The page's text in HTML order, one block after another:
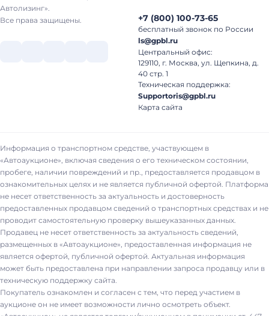
Автолизинг».
Все права защищены.
+7 (800) 100-73-65
бесплатный звонок по России
ls@gpbl.ru
Центральный офис:
129110, г. Москва, ул. Щепкина, д.
40 стр. 1
Техническая поддержка:
Supportoris@gpbl.ru
Карта сайта
Информация о транспортном средстве, участвующем в
«Автоаукционе», включая сведения о его техническом состоянии,
пробеге, наличии повреждений и пр., предоставляется продавцом в
ознакомительных целях и не является публичной офертой. Платформа
не несет ответственность за актуальность и достоверность
предоставленных продавцом сведений о транспортных средствах и не
проводит самостоятельную проверку вышеуказанных данных.
Продавец не несет ответственность за актуальность сведений,
размещенных в «Автоаукционе», предоставленная информация не
является офертой, публичной офертой. Актуальная информация
может быть предоставлена при направлении запроса продавцу или в
техническую поддержку сайта.
Покупатель ознакомлен и согласен с тем, что перед участием в
аукционе он не имеет возможности лично осмотреть объект.